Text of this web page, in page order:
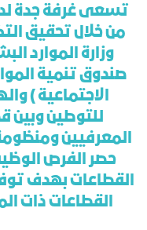
تسعى غرفة جدة
من خلال تحقيق
وزارة الموارد
صندوق تنمية
الاجتماعية )
للتوطين وبين
المعرفيين
حصر الفرص
القطاعات بهدف
القطاعات ذات